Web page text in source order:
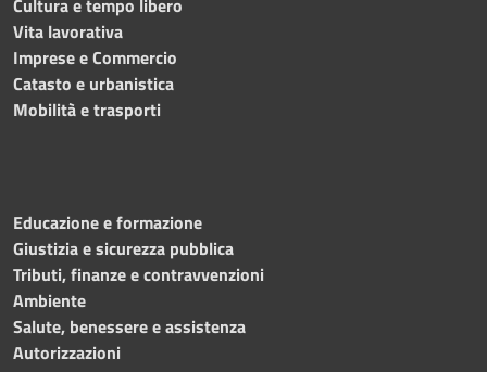
Cultura e tempo libero
Vita lavorativa
Imprese e Commercio
Catasto e urbanistica
Mobilità e trasporti
Educazione e formazione
Giustizia e sicurezza pubblica
Tributi, finanze e contravvenzioni
Ambiente
Salute, benessere e assistenza
Autorizzazioni